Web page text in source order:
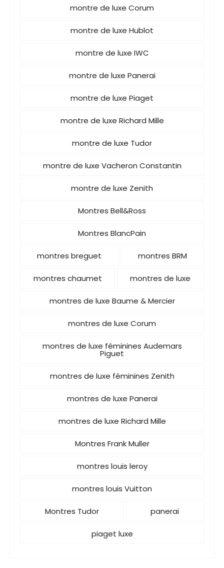
montre de luxe Corum
montre de luxe Hublot
montre de luxe IWC
montre de luxe Panerai
montre de luxe Piaget
montre de luxe Richard Mille
montre de luxe Tudor
montre de luxe Vacheron Constantin
montre de luxe Zenith
Montres Bell&Ross
Montres BlancPain
montres breguet montres BRM
montres chaumet montres de luxe
montres de luxe Baume & Mercier
montres de luxe Corum
montres de luxe féminines Audemars
Piguet
montres de luxe féminines Zenith
montres de luxe Panerai
montres de luxe Richard Mille
Montres Frank Muller
montres louis leroy
montres louis Vuitton
Montres Tudor panerai
piaget luxe